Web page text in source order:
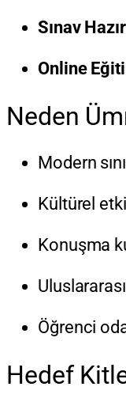
Sınav
Online
Neden
Modern
Kültürel
Konuşma
Öğrenci
Hedef